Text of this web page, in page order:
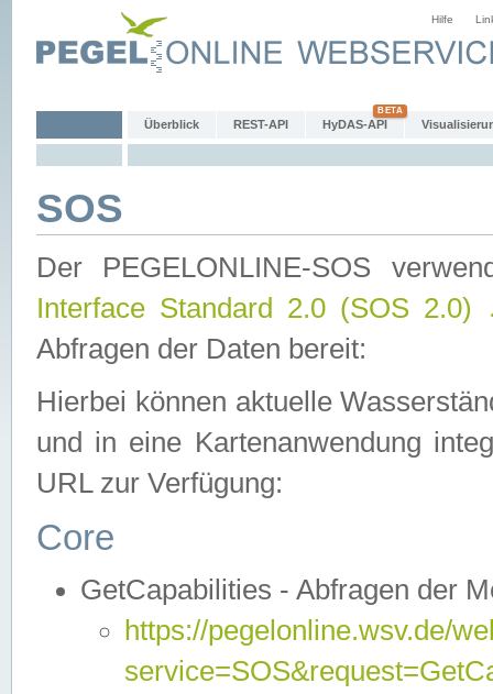
Hilfe
Überblick REST-API HyDAS-API
SOS
Der PEGELONLINE-SOS
Interface Standard 2.0 (SOS 2.0)
Abfragen der Daten bereit:
Hierbei können aktuelle
und in eine Kartenanwendung
URL zur Verfügung:
Core
GetCapabilities - Abfragen der
https://pegelonline.wsv.de/